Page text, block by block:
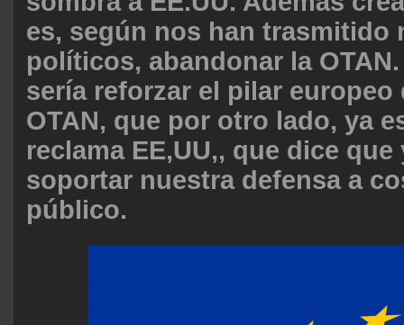
es, según nos han trasmitido
políticos, abandonar la
sería reforzar el pilar europeo
OTAN, que por otro lado, ya
reclama EE,UU,, que dice
soportar nuestra defensa a
público.